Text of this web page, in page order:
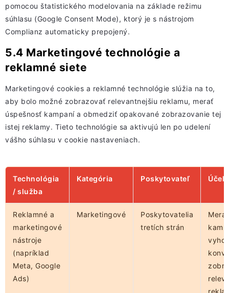
pomocou štatistického modelovania na základe režimu
súhlasu (Google Consent Mode), ktorý je s nástrojom
Complianz automaticky prepojený.
5.4 Marketingové technológie a
reklamné siete
Marketingové cookies a reklamné technológie slúžia na to,
aby bolo možné zobrazovať relevantnejšiu reklamu, merať
úspešnosť kampaní a obmedziť opakované zobrazovanie tej
istej reklamy. Tieto technológie sa aktivujú len po udelení
vášho súhlasu v cookie nastaveniach.
Technológia
/ služba
Kategória Poskytovateľ Účel
Reklamné a
marketingové
nástroje
(napríklad
Meta, Google
Ads)
Marketingové
Poskytovatelia
tretích strán